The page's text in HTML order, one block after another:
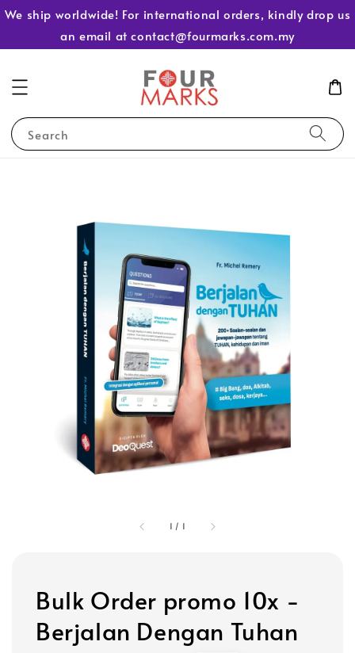
We ship worldwide! For international orders, kindly drop us
an email at contact@fourmarks.com.my
Search
1 / 1
Bulk Order promo 10x -
Berjalan Dengan Tuhan